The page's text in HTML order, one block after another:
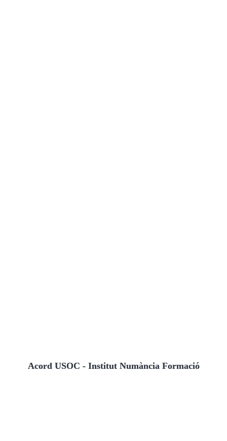
Acord USOC - Institut Numància Formació